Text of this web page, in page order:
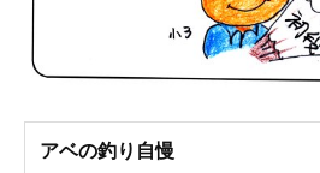
アベの釣り自慢